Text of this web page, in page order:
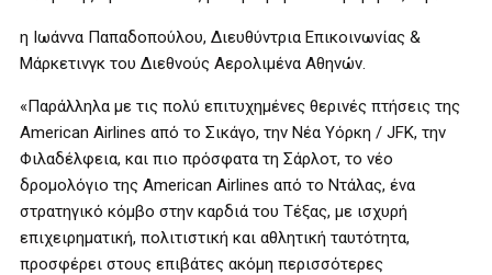
η Ιωάννα Παπαδοπούλου, Διευθύντρια Επικοινωνίας &
Μάρκετινγκ του Διεθνούς Αερολιμένα Αθηνών.
«Παράλληλα με τις πολύ επιτυχημένες θερινές πτήσεις της
American Airlines από το Σικάγο, την Νέα Υόρκη / JFK, την
Φιλαδέλφεια, και πιο πρόσφατα τη Σάρλοτ, το νέο
δρομολόγιο της American Airlines από το Ντάλας, ένα
στρατηγικό κόμβο στην καρδιά του Τέξας, με ισχυρή
επιχειρηματική, πολιτιστική και αθλητική ταυτότητα,
προσφέρει στους επιβάτες ακόμη περισσότερες